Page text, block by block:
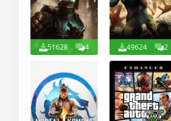
51628 4 49624 2